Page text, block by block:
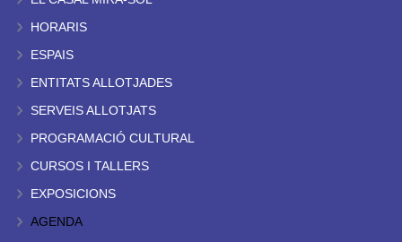
HORARIS
ESPAIS
ENTITATS ALLOTJADES
SERVEIS ALLOTJATS
PROGRAMACIÓ CULTURAL
CURSOS I TALLERS
EXPOSICIONS
AGENDA